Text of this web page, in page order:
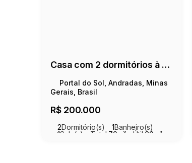
Casa com 2 dormitórios à venda, 60 m² por R$ 200.000,00 - Portal Do Sol - Andradas/MG
R$ 200.000
Portal do Sol, Andradas, Minas
Gerais, Brasil
2Dormitório(s) 1Banheiro(s)
1Sala(s) Total: 70m² Útil: 60m²